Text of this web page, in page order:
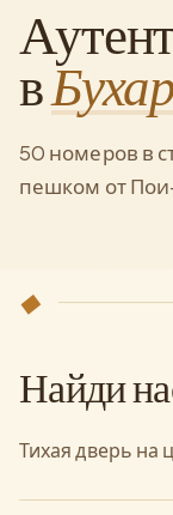
в
50 номеров в
пешком от
◆
Найди
Тихая дверь на